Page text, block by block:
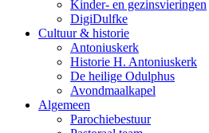
Kinder- en gezinsvieringen
DigiDulfke
Cultuur & historie
Antoniuskerk
Historie H. Antoniuskerk
De heilige Odulphus
Avondmaalkapel
Algemeen
Parochiebestuur